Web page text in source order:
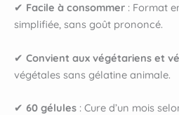
✔ Facile à consommer : Format
simplifiée, sans goût prononcé.
✔ Convient aux végétariens et
végétales sans gélatine animale.
✔ 60 gélules : Cure d’un mois